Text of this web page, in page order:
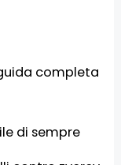
completa
di sempre